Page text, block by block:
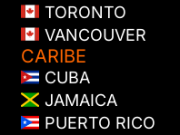
TORONTO
VANCOUVER
CARIBE
CUBA
JAMAICA
PUERTO RICO